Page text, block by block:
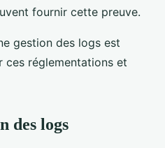
fournir cette preuve.
gestion des logs est
ces réglementations et
des logs